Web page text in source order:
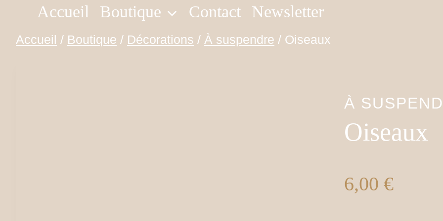
Accueil Boutique Contact Newsletter
Accueil / Boutique / Décorations / À suspendre / Oiseaux
À
Oiseaux
6,00€